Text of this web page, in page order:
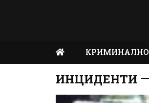
КРИМИНАЛНО
ИНЦИДЕНТИ